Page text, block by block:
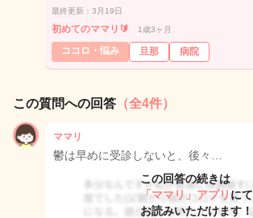
最終更新：3月19日
初めてのママリ🔰 1歳3ヶ月
ココロ・悩み 旦那 病院
この質問への回答 （全4件）
ママリ
鬱は早めに受診しないと、後々…
この回答の続きは
「ママリ」アプリ にて
お読みいただけます！